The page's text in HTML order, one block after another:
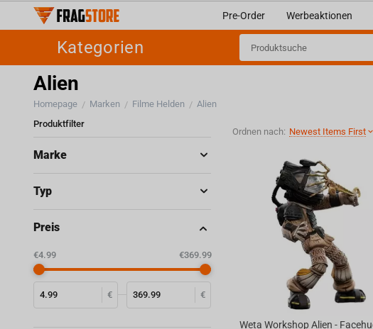
Pre-Order Werbeaktionen
Kategorien
Alien
Homepage / Marken / Filme Helden / Alien
Ordnen nach: Newest Items First
Produktfilter
Marke
Typ
Preis
€ €
‎€4.99 ‎€369.99